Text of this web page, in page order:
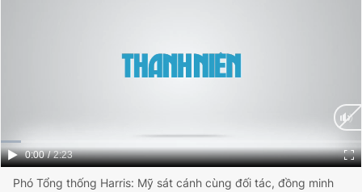
Current
Time
0:00 / Duration
2:23
Phó Tổng thống Harris: Mỹ sát cánh cùng đối tác, đồng minh